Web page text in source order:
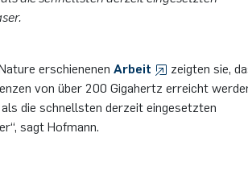
erschienenen Arbeit
zeigten sie,
von über 200 Gigahertz erreicht
die schnellsten derzeit eingesetzten
sagt Hofmann.